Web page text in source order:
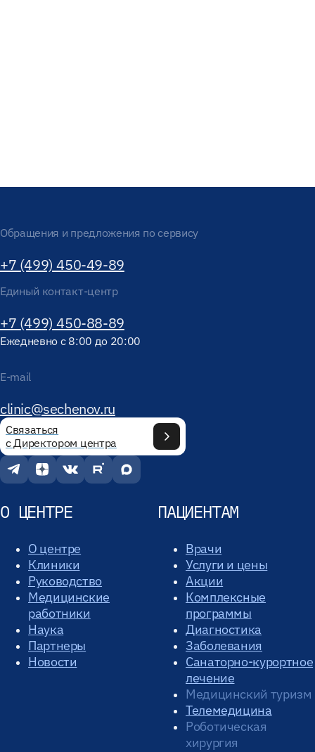
Обращения и предложения по сервису
+7 (499) 450-49-89
Единый контакт-центр
+7 (499) 450-88-89
Ежедневно с 8:00 до 20:00
E-mail
clinic@sechenov.ru
Связаться
с Директором центра
О ЦЕНТРЕ
О центре
Клиники
Руководство
Медицинские
работники
Наука
Партнеры
Новости
ПАЦИЕНТАМ
Врачи
Услуги и цены
Акции
Комплексные
программы
Диагностика
Заболевания
Санаторно-курортное
лечение
Медицинский туризм
Телемедицина
Роботическая
хирургия